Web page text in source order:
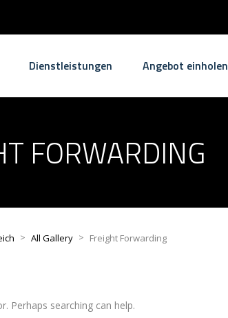
Dienstleistungen Angebot einholen
FORWARDING
> All Gallery > Freight Forwarding
Perhaps searching can help.